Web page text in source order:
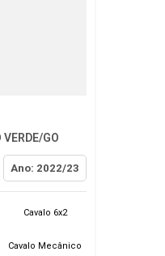
GO
Ano: 2022/23
Cavalo 6x2
Cavalo Mecânico